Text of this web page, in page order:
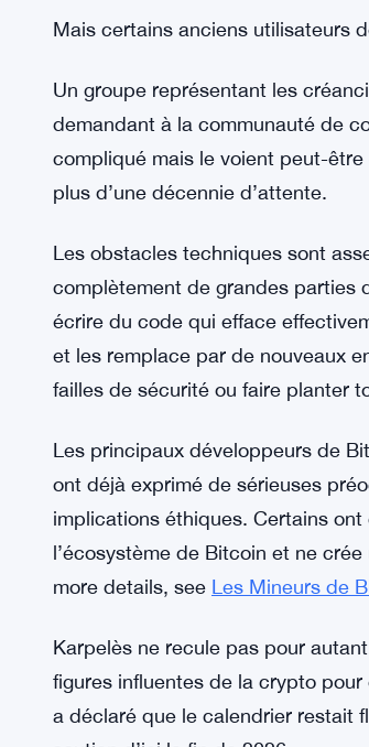
pensent que l’idée est insensée
peut pas simplement réécrire la
développeuse Bitcoin Sarah
fonctionne. »
Mais certains anciens utilisateurs
Un groupe représentant les
demandant à la communauté de
compliqué mais le voient peut-être
Les obstacles techniques sont
complètement de grandes parties
écrire du code qui efface
et les remplace par de nouveaux
Les principaux développeurs de
ont déjà exprimé de sérieuses